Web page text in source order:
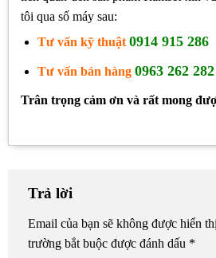
tôi qua số máy sau:
Tư vấn kỹ thuật 0914 915 286
Tư vấn bán hàng 0963 262 282
Trân trọng cảm ơn và rất mong
Trả lời
Email của bạn sẽ không được hiển
trường bắt buộc được đánh dấu *